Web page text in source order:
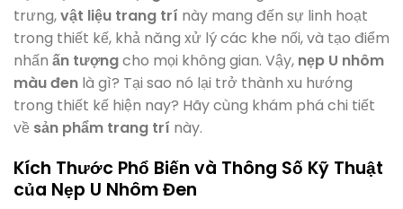
trưng,vật liệu trang trí này mang đến sự linh hoạt
trong thiết kế, khả năng xử lý các khe nối, và tạo điểm
nhấn ấn tượngcho mọi không gian. Vậy, nẹp U nhôm
màu đen là gì? Tại sao nó lại trở thành xu hướng
trong thiết kế hiện nay? Hãy cùng khám phá chi tiết
về sản phẩm trang trí này.
Kích Thước Phổ Biến và Thông Số Kỹ Thuật
của Nẹp U Nhôm Đen